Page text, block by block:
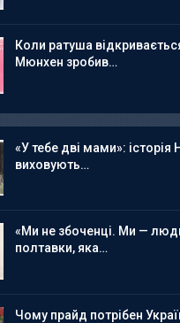
Коли ратуша
Мюнхен зробив…
«У тебе дві мами»: історія
виховують…
«Ми не збоченці. Ми —
полтавки, яка…
Чому прайд потрібен